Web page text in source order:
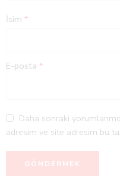
İsim *
E-posta *
Daha sonraki
adresim ve site adresim bu